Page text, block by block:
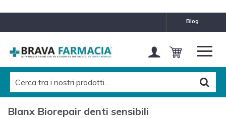
blog
Blanx Biorepair denti sensibili